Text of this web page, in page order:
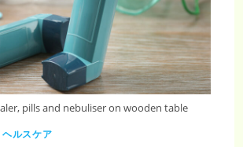
年
に
25
億
米
ド
ル
に
達
し、
CAGR
は
pills and nebuliser on wooden table
ヘルスケア